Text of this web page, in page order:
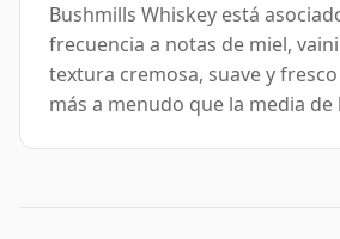
Bushmills Whiskey está
frecuencia a notas de miel,
textura cremosa, suave y
más a menudo que la media de